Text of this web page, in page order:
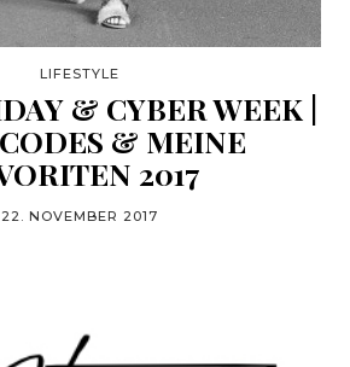
LIFESTYLE
& CYBER WEEK |
& MEINE
2017
22. NOVEMBER 2017